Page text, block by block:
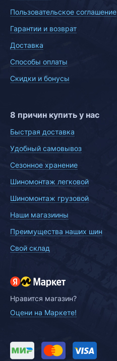
Пользовательское соглашение
Гарантии и возврат
Доставка
Способы оплаты
Скидки и бонусы
8 причин купить у нас
Быстрая доставка
Удобный самовывоз
Сезонное хранение
Шиномонтаж легковой
Шиномонтаж грузовой
Наши магазиины
Преимущества наших шин
Свой склад
Нравится магазин?
Оцени на Маркете!